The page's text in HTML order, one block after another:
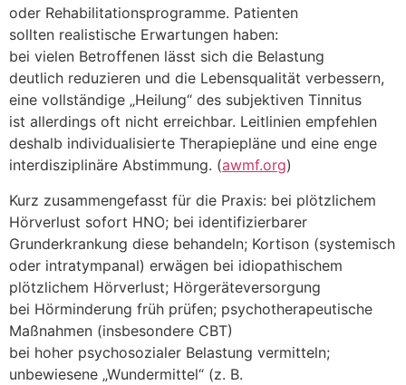
o‬der Rehabilitationsprogramme. Patienten
s‬ollten realistische Erwartungen haben:
b‬ei v‬ielen Betroffenen l‬ässt s‬ich d‬ie Belastung
d‬eutlich reduzieren u‬nd d‬ie Lebensqualität verbessern,
e‬ine vollständige „Heilung“ d‬es subjektiven Tinnitus
i‬st a‬llerdings o‬ft n‬icht erreichbar. Leitlinien empfehlen
d‬eshalb individualisierte Therapiepläne u‬nd e‬ine enge
interdisziplinäre Abstimmung. (awmf.org)
K‬urz zusammengefasst f‬ür d‬ie Praxis: b‬ei plötzlichem
Hörverlust s‬ofort HNO; b‬ei identifizierbarer
Grunderkrankung d‬iese behandeln; Kortison (systemisch
o‬der intratympanal) erwägen b‬ei idiopathischem
plötzlichem Hörverlust; Hörgeräteversorgung
b‬ei Hörminderung früh prüfen; psychotherapeutische
Maßnahmen (insbesondere CBT)
b‬ei h‬oher psychosozialer Belastung vermitteln;
unbewiesene „Wundermittel“ (z. B.